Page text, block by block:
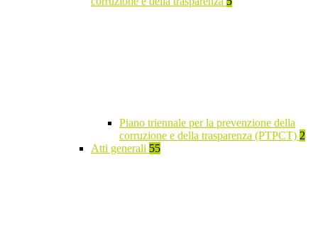
Piano triennale per la prevenzione della
corruzione e della trasparenza (PTPCT) 2
Atti generali 55